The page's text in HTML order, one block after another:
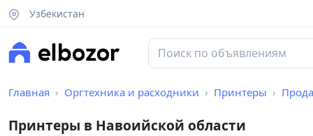
Узбекистан
Главная Оргтехника и расходники Принтеры
Принтеры в Навоийской области